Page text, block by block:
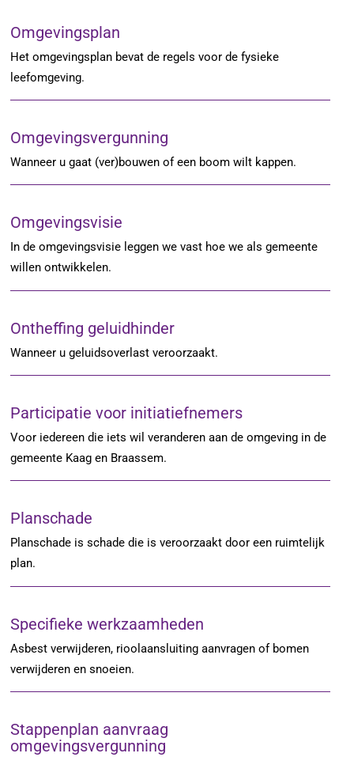
Omgevingsplan
Het omgevingsplan bevat de regels voor de fysieke
leefomgeving.
Omgevingsvergunning
Wanneer u gaat (ver)bouwen of een boom wilt kappen.
Omgevingsvisie
In de omgevingsvisie leggen we vast hoe we als gemeente
willen ontwikkelen.
Ontheffing geluidhinder
Wanneer u geluidsoverlast veroorzaakt.
Participatie voor initiatiefnemers
Voor iedereen die iets wil veranderen aan de omgeving in de
gemeente Kaag en Braassem.
Planschade
Planschade is schade die is veroorzaakt door een ruimtelijk
plan.
Specifieke werkzaamheden
Asbest verwijderen, rioolaansluiting aanvragen of bomen
verwijderen en snoeien.
Stappenplan aanvraag
omgevingsvergunning